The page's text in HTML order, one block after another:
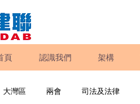
頁 認識我們 架構
大灣區 兩會 司法及法律